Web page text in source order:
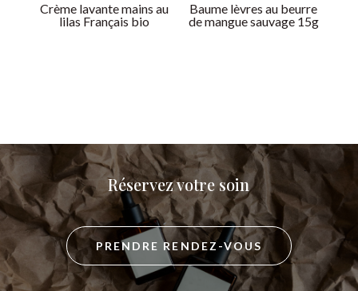
Crème lavante mains au
lilas Français bio
Baume lèvres au beurre
de mangue sauvage 15g
Réservez votre soin
PRENDRE RENDEZ-VOUS